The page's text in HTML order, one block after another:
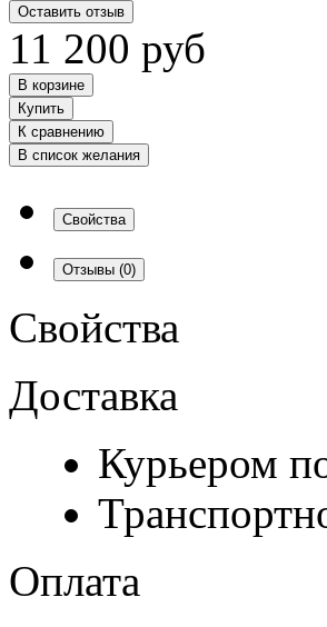
Оставить отзыв
11 200 руб
В корзине
Купить
К сравнению
В список желания
Свойства
Отзывы (0)
Свойства
Доставка
Курьером
Оплата